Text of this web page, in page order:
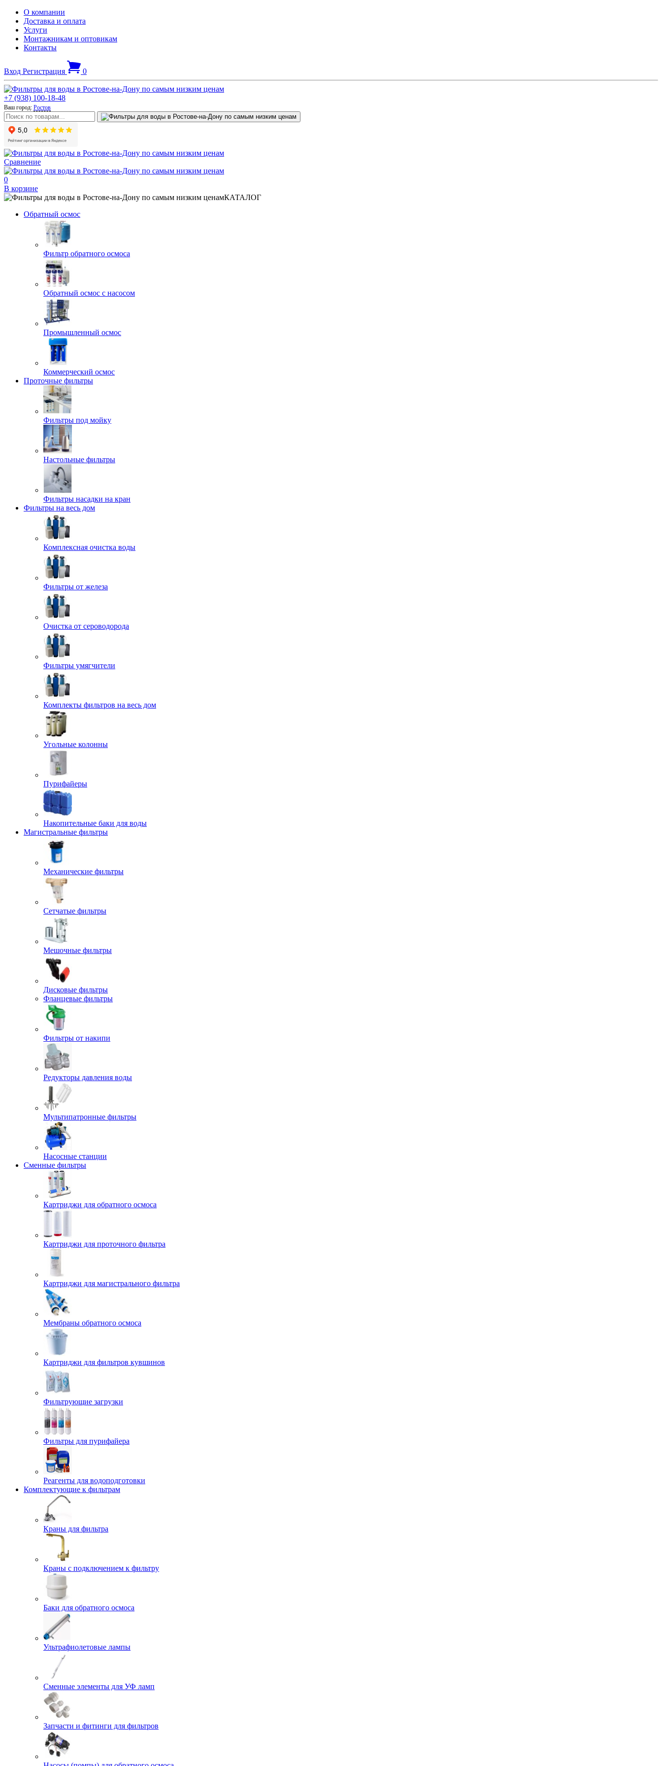
О компании
Доставка и оплата
Услуги
Монтажникам и оптовикам
Контакты
Вход Регистрация 0
+7 (938) 100-18-48
Ваш город: Ростов
Сравнение
0
В корзине
КАТАЛОГ
Обратный осмос
Фильтр обратного осмоса
Обратный осмос с насосом
Промышленный осмос
Коммерческий осмос
Проточные фильтры
Фильтры под мойку
Настольные фильтры
Фильтры насадки на кран
Фильтры на весь дом
Комплексная очистка воды
Фильтры от железа
Очистка от сероводорода
Фильтры умягчители
Комплекты фильтров на весь дом
Угольные колонны
Пурифайеры
Накопительные баки для воды
Магистральные фильтры
Механические фильтры
Сетчатые фильтры
Мешочные фильтры
Дисковые фильтры
Фланцевые фильтры
Фильтры от накипи
Редукторы давления воды
Мультипатронные фильтры
Насосные станции
Сменные фильтры
Картриджи для обратного осмоса
Картриджи для проточного фильтра
Картриджи для магистрального фильтра
Мембраны обратного осмоса
Картриджи для фильтров кувшинов
Фильтрующие загрузки
Фильтры для пурифайера
Реагенты для водоподготовки
Комплектующие к фильтрам
Краны для фильтра
Краны с подключением к фильтру
Баки для обратного осмоса
Ультрафиолетовые лампы
Сменные элементы для УФ ламп
Запчасти и фитинги для фильтров